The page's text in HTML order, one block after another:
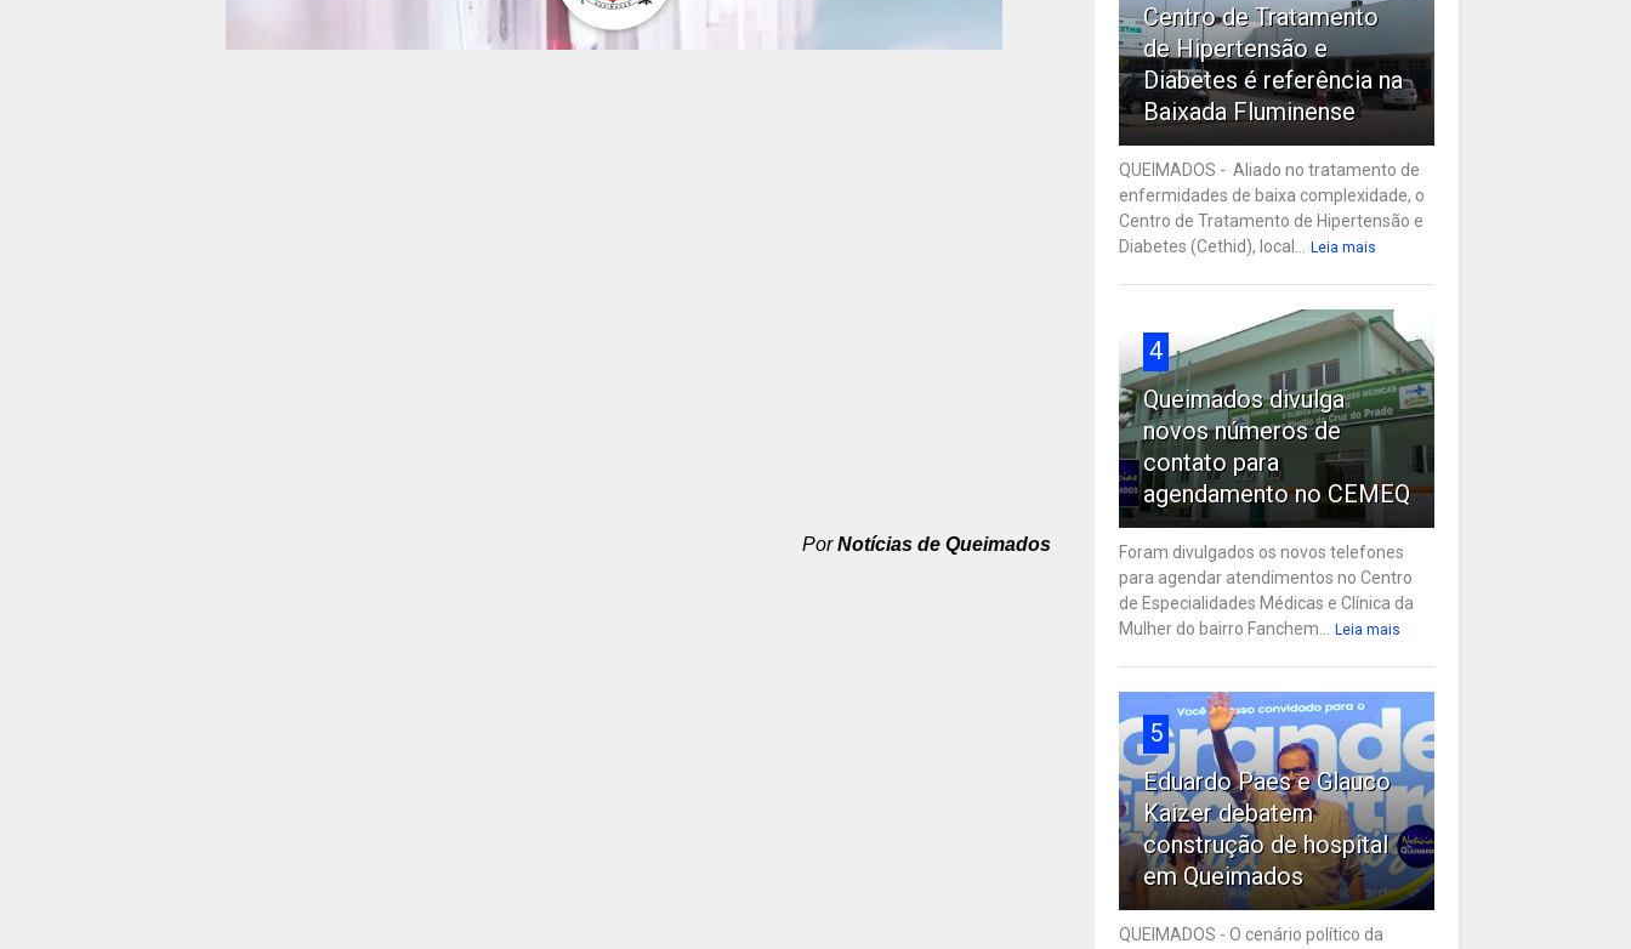
PorNotícias de Queimados
Centro de Tratamento
de Hipertensão e
Diabetes é referência na
Baixada Fluminense
QUEIMADOS - Aliado no tratamento de
enfermidades de baixa complexidade, o
Centro de Tratamento de Hipertensão e
Diabetes (Cethid), local...
Leia mais
4
Queimados divulga
novos números de
contato para
agendamento no CEMEQ
Foram divulgados os novos telefones
para agendar atendimentos no Centro
de Especialidades Médicas e Clínica da
Mulher do bairro Fanchem...
Leia mais
5
Eduardo Paes e Glauco
Kaizer debatem
construção de hospital
em Queimados
QUEIMADOS - O cenário político da